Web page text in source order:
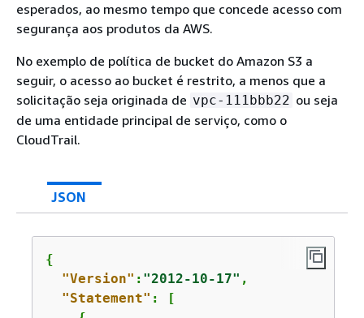
esperados, ao mesmo tempo que concede acesso com
segurança aos produtos da AWS.
No exemplo de política de bucket do Amazon S3 a
seguir, o acesso ao bucket é restrito, a menos que a
solicitação seja originada de vpc-111bbb22 ou seja
de uma entidade principal de serviço, como o
CloudTrail.
JSON
{
"Version" : "2012-10-17" ,
"Statement" : [